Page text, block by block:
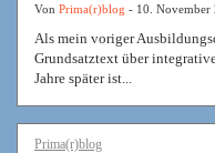
Von Prima(r)blog - 10. November
Als mein voriger
Grundsatztext über
Jahre später ist...
Prima(r)blog